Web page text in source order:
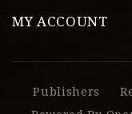
MY ACCOUNT
Publishers